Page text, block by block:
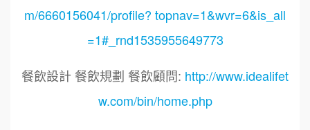
m/6660156041/profile? topnav=1&wvr=6&is_all
=1#_rnd1535955649773
餐飲設計 餐飲規劃 餐飲顧問: http://www.idealifet
w.com/bin/home.php